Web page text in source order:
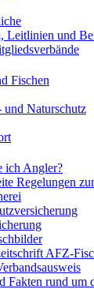
Leitlinien und
Fischen
und Naturschutz
ich Angler?
Regelungen
AFZ-
Fakten rund um